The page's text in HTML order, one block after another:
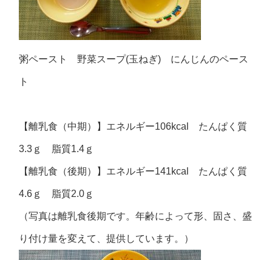
粥ペースト 野菜スープ(玉ねぎ) にんじんのペース
ト
【離乳食（中期）】エネルギー106kcal たんぱく質
3.3ｇ 脂質1.4ｇ
【離乳食（後期）】エネルギー141kcal たんぱく質
4.6ｇ 脂質2.0ｇ
（写真は離乳食後期です。年齢によって形、固さ、盛
り付け量を変えて、提供しています。）